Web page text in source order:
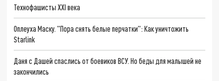
Технофашисты XXI века
Оплеуха Маску. "Пора снять белые перчатки": Как уничтожить
Starlink
Даня с Дашей спаслись от боевиков ВСУ. Но беды для малышей не
закончились